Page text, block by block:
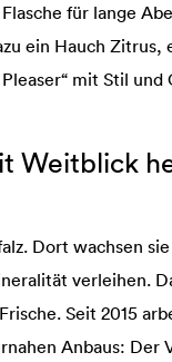
für lange
ein Hauch Zitrus,
mit Stil und
Weitblick
Dort wachsen
verleihen.
Seit 2015
Anbaus: Der